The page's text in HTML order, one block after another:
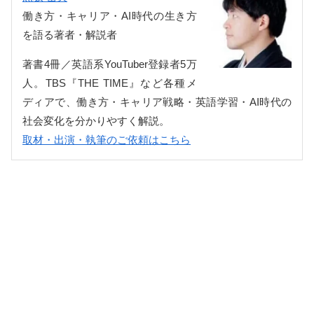
働き方・キャリア・AI時代の生き方
を語る著者・解説者
著書4冊／英語系YouTuber登録者5万
人。TBS『THE TIME』など各種メ
ディアで、働き方・キャリア戦略・英語学習・AI時代の
社会変化を分かりやすく解説。
取材・出演・執筆のご依頼はこちら